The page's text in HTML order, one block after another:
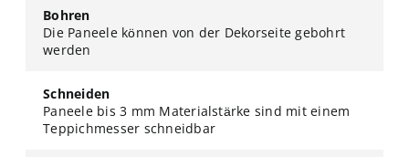
Bohren
Die Paneele können von der Dekorseite gebohrt
werden
Schneiden
Paneele bis 3 mm Materialstärke sind mit einem
Teppichmesser schneidbar